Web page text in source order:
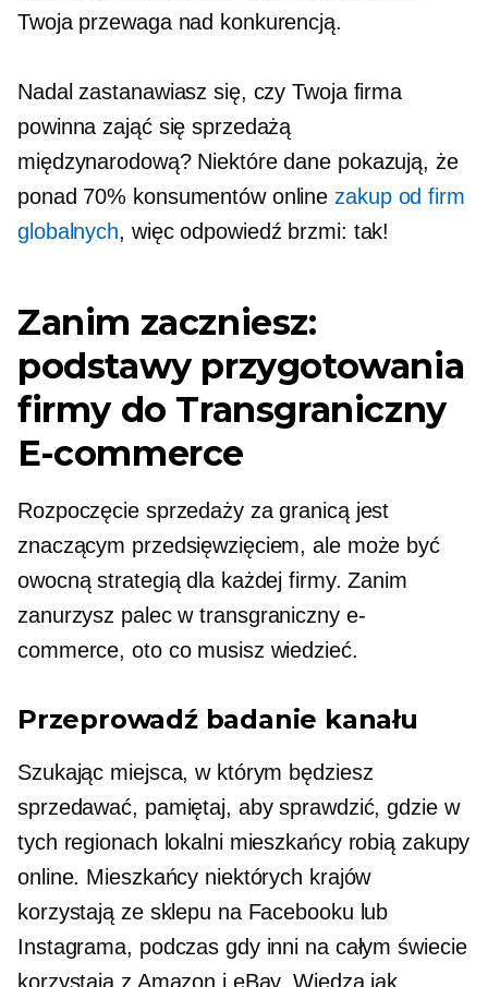
Twoja przewaga nad konkurencją.
Nadal zastanawiasz się, czy Twoja firma
powinna zająć się sprzedażą
międzynarodową? Niektóre dane pokazują, że
ponad 70% konsumentów online zakup od firm
globalnych, więc odpowiedź brzmi: tak!
Zanim zaczniesz:
podstawy przygotowania
firmy do Transgraniczny
E-commerce
Rozpoczęcie sprzedaży za granicą jest
znaczącym przedsięwzięciem, ale może być
owocną strategią dla każdej firmy. Zanim
zanurzysz palec wtransgranicznye-
commerce, oto co musisz wiedzieć.
Przeprowadź badanie kanału
Szukając miejsca, w którym będziesz
sprzedawać, pamiętaj, aby sprawdzić, gdzie w
tych regionach lokalni mieszkańcy robią zakupy
online. Mieszkańcy niektórych krajów
korzystają ze sklepu na Facebooku lub
Instagrama, podczas gdy inni na całym świecie
korzystają z Amazon i eBay. Wiedza jak